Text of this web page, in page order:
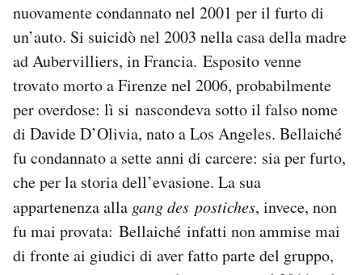
nuovamente condannato nel 2001 per il furto di
un’auto. Si suicidò nel 2003 nella casa della madre
ad Aubervilliers, in Francia. Esposito venne
trovato morto a Firenze nel 2006, probabilmente
per overdose: lì si nascondeva sotto il falso nome
di Davide D’Olivia, nato a Los Angeles. Bellaiché
fu condannato a sette anni di carcere: sia per furto,
che per la storia dell’evasione. La sua
appartenenza alla gang des postiches, invece, non
fu mai provata: Bellaiché infatti non ammise mai
di fronte ai giudici di aver fatto parte del gruppo,